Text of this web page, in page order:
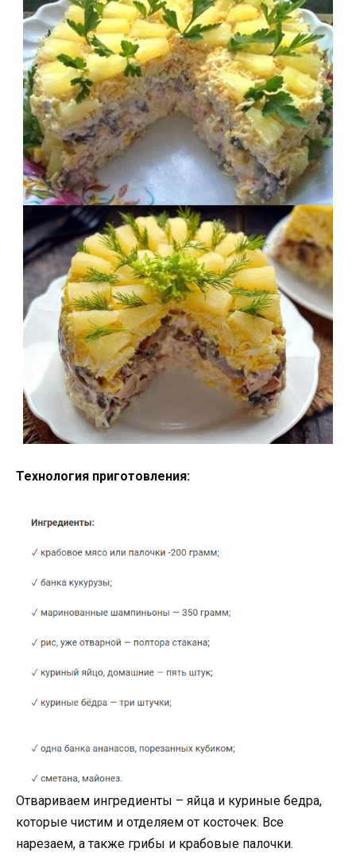
Технология приготовления:
Отвариваем ингредиенты – яйца и куриные бедра,
которые чистим и отделяем от косточек. Все
нарезаем, а также грибы и крабовые палочки.